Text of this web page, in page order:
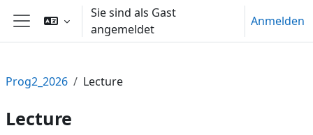
Zum Hauptinhalt
Website-Übersicht
Sie sind als Gast
angemeldet
Anmelden
Prog2_2026 Lecture
Lecture